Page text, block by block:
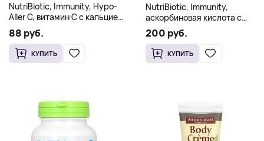
NutriBiotic, Immunity, Hypo-
Aller C, витамин C с кальцием,
магнием, калием и цинком,
кристаллический порошок,
454 г (16 унций)
88 руб.
КУПИТЬ
NutriBiotic, Immunity,
аскорбиновая кислота с
биофлавоноидами, 1 кг (2,2
фунта)
200 руб.
КУПИТЬ